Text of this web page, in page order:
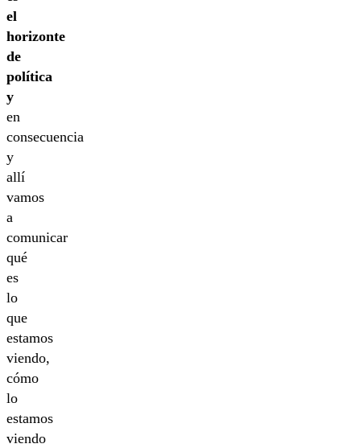
el
horizonte
de
política
y
en
consecuencia
y
allí
vamos
a
comunicar
qué
es
lo
que
estamos
viendo,
cómo
lo
estamos
viendo